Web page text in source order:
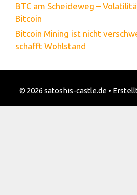
BTC am Scheideweg –
Bitcoin
Bitcoin Mining ist nicht
schafft Wohlstand
© 2026 satoshis-castle.de •